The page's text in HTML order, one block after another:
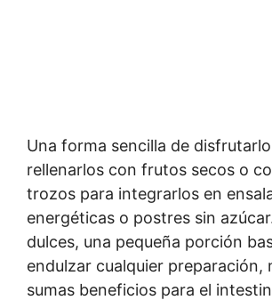
Una forma sencilla de
rellenarlos con frutos secos o
trozos para integrarlos en
energéticas o postres sin
dulces, una pequeña porción
endulzar cualquier preparación,
sumas beneficios para el